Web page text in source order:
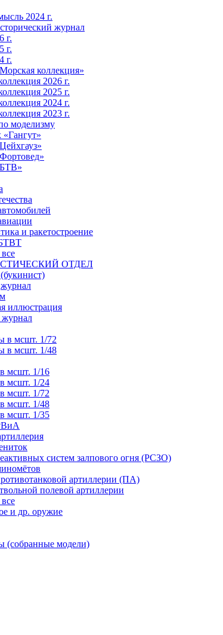
2024 г.
журнал
г.
г.
г.
коллекция»
2026 г.
2025 г.
2024 г.
2023 г.
моделизму
и ракетостроение
ОТДЕЛ
иллюстрация
в мсшт. 1/72
в мсшт. 1/48
мсшт. 1/16
мсшт. 1/24
мсшт. 1/72
мсшт. 1/48
мсшт. 1/35
систем залпового огня (РСЗО)
артиллерии (ПА)
полевой артиллерии
и др. оружие
(собранные модели)